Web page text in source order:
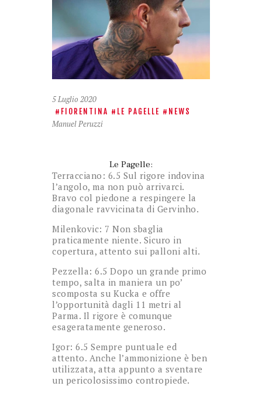
5 Luglio 2020
FIORENTINA LE PAGELLE NEWS
Manuel Peruzzi
Le Pagelle:
Terracciano: 6.5 Sul rigore indovina
l’angolo, ma non può arrivarci.
Bravo col piedone a respingere la
diagonale ravvicinata di Gervinho.
Milenkovic: 7 Non sbaglia
praticamente niente. Sicuro in
copertura, attento sui palloni alti.
Pezzella: 6.5 Dopo un grande primo
tempo, salta in maniera un po’
scomposta su Kucka e offre
l’opportunità dagli 11 metri al
Parma. Il rigore è comunque
esageratamente generoso.
Igor: 6.5 Sempre puntuale ed
attento. Anche l’ammonizione è ben
utilizzata, atta appunto a sventare
un pericolosissimo contropiede.